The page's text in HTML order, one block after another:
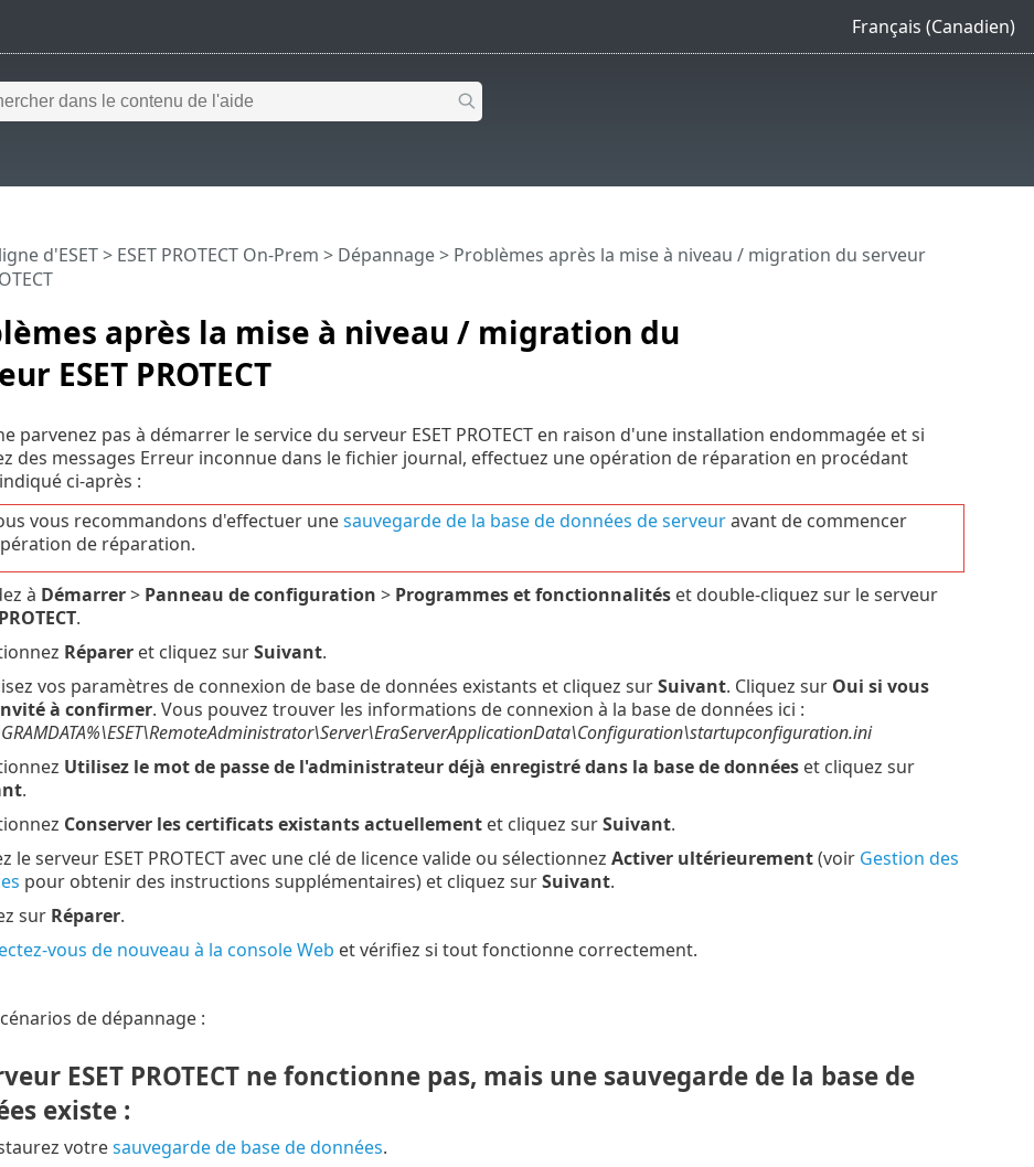
Français (Canadien)
après la mise à niveau / migration du
ESET PROTECT
d'ESET> ESET PROTECT On-Prem > Dépannage> Problèmes après la mise à niveau / migration du serveur
parvenez pas à démarrer le service du serveur ESET PROTECT en raison d'une installation endommagée et si
des messages Erreur inconnue dans le fichier journal, effectuez une opération de réparation en procédant
ci-après :
vous recommandons d'effectuer unesauvegarde de la base de données de serveuravant de commencer
de réparation.
à Démarrer>Panneau de configuration > Programmes et fonctionnalitéset double-cliquez sur le serveur
.
Réparer et cliquez surSuivant.
vos paramètres de connexion de base de données existants et cliquez surSuivant. Cliquez sur Oui si vous
à confirmer. Vous pouvez trouver les informations de connexion à la base de données ici :
Utilisez le mot de passe de l'administrateur déjà enregistré dans la base de donnéeset cliquez sur
.
Conserver les certificats existants actuellementet cliquez surSuivant.
le serveur ESET PROTECT avec une clé de licence valide ou sélectionnez Activer ultérieurement(voir Gestion des
pour obtenir des instructions supplémentaires) et cliquez surSuivant.
sur Réparer.
vous de nouveau à la console Web et vérifiez si tout fonctionne correctement.
de dépannage :
ESET PROTECT ne fonctionne pas, mais une sauvegarde de la base de
existe :
votresauvegarde de base de données.